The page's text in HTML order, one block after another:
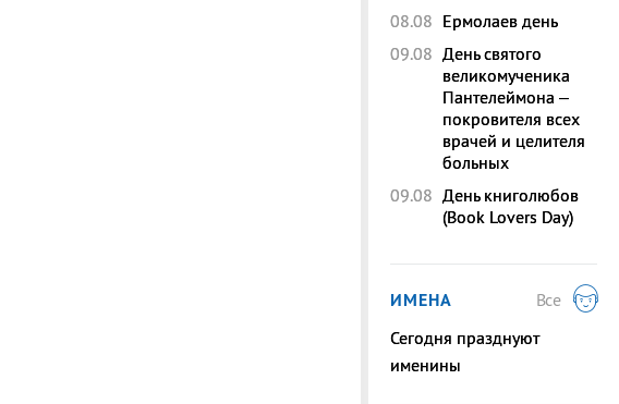
08.08 Ермолаев день
09.08 День святого
великомученика
Пантелеймона –
покровителя всех
врачей и целителя
больных
09.08 День книголюбов
(Book Lovers Day)
ИМЕНА
Все
Сегодня празднуют
именины